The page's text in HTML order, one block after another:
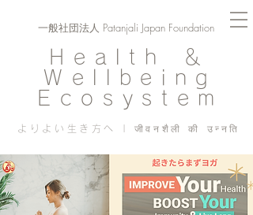
Health ＆
Wellbeing
Ecosystem
よりよい生き方へ | जीवनशैली की उन्नति
一般社団法人 Patanjali Japan Foundation